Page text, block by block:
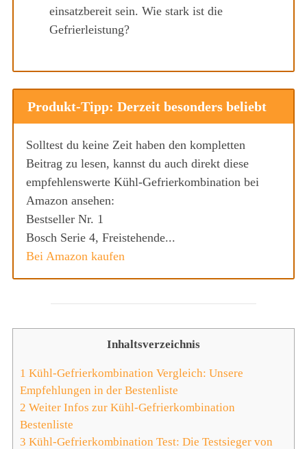
einsatzbereit sein. Wie stark ist die
Gefrierleistung?
Produkt-Tipp: Derzeit besonders beliebt
Solltest du keine Zeit haben den kompletten
Beitrag zu lesen, kannst du auch direkt diese
empfehlenswerte Kühl-Gefrierkombination bei
Amazon ansehen:
Bestseller Nr. 1
Bosch Serie 4, Freistehende...
Bei Amazon kaufen
Inhaltsverzeichnis
1 Kühl-Gefrierkombination Vergleich: Unsere
Empfehlungen in der Bestenliste
2 Weiter Infos zur Kühl-Gefrierkombination
Bestenliste
3 Kühl-Gefrierkombination Test: Die Testsieger von